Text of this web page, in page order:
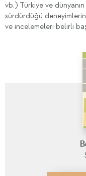
vb.) Türkiye ve
sürdürdüğü
ve incelemeleri belirli